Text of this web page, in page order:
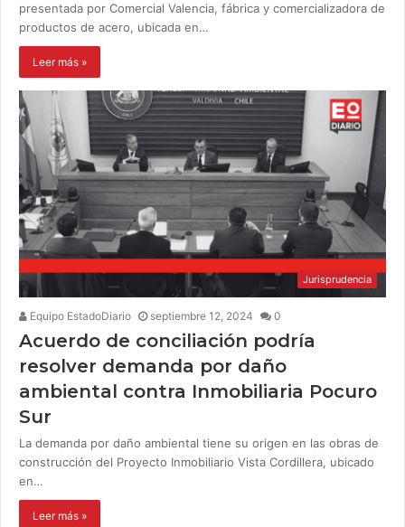
presentada por Comercial Valencia, fábrica y comercializadora de
productos de acero, ubicada en…
Leer más »
Jurisprudencia
Equipo EstadoDiario septiembre 12, 2024 0
Acuerdo de conciliación podría
resolver demanda por daño
ambiental contra Inmobiliaria Pocuro
Sur
La demanda por daño ambiental tiene su origen en las obras de
construcción del Proyecto Inmobiliario Vista Cordillera, ubicado
en…
Leer más »